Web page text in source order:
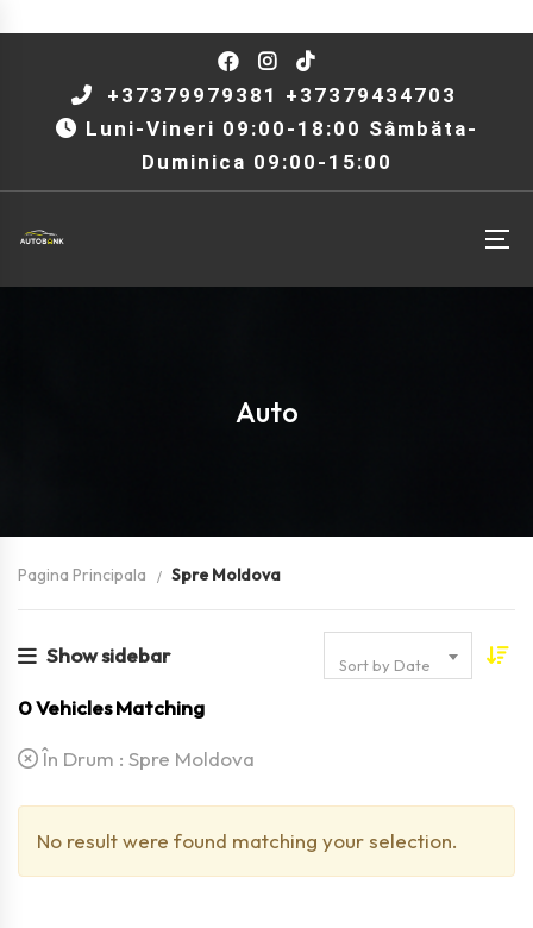
+37379979381 +37379434703
Luni-Vineri 09:00-18:00 Sâmbăta-
Duminica 09:00-15:00
Auto
Pagina Principala Spre Moldova
Show sidebar Sort by Date
0Vehicles Matching
În Drum : Spre Moldova
No result were found matching your selection.